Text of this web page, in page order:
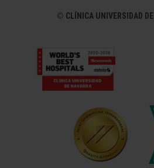
© CLÍNICA UNIVERSIDAD